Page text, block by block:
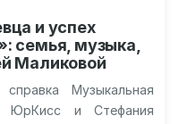
и успех
семья, музыка,
Маликовой
Музыкальная
ЮрКисс и Стефания